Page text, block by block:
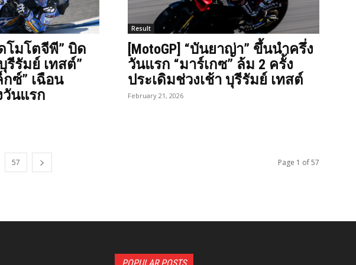
โมโตจีพี” บิด
รีรัมย์ เทสต์”
ซ์” เฉือน
วันแรก
Result
[MotoGP] “บันยาญ่า” ขึ้นนำครึ่ง
วันแรก “มาร์เกซ” ล้ม 2 ครั้ง
ประเดิมช่วงเช้า บุรีรัมย์ เทสต์
February 21, 2026
57 Page 1 of 57